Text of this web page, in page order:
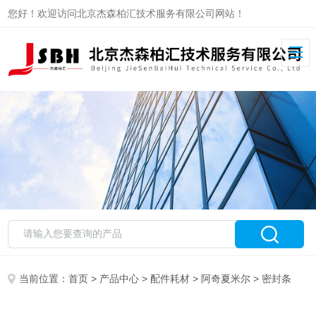
您好！欢迎访问北京杰森柏汇技术服务有限公司网站！
当前位置：首页 > 产品中心 >配件耗材 > 阿奇夏米尔 > 密封条